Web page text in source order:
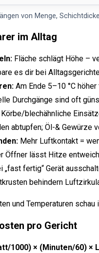
von Menge,
im Alltag
Fläche schlägt Höhe –
es dir bei
Am Ende 5–10 °C
Durchgänge sind oft
blechähnliche
abtupfen; Öl-& Gewürze
Mehr Luftkontakt =
Öffner lässt Hitze
„fast fertig“ Gerät
behindern
und Temperaturen schau
pro Gericht
1000) × (Minuten/60) ×